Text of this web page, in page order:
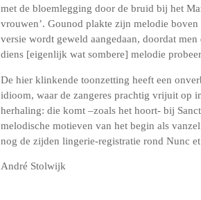
met de bloemlegging door de bruid bij het
vrouwen’. Gounod plakte zijn melodie boven
versie wordt geweld aangedaan, doordat
diens [eigenlijk wat sombere] melodie
De hier klinkende toonzetting heeft een
idioom, waar de zangeres prachtig vrijuit op
herhaling: die komt –zoals het hoort- bij
melodische motieven van het begin als
nog de zijden lingerie-registratie rond Nunc
André Stolwijk